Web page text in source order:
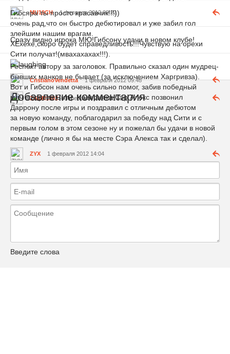
MU19CH 1 февраля 2012 09:22
Гибсяра ты просто красавчик!!!))
очень рад,что он быстро дебютировал и уже забил гол
злейшим нашим врагам.
ХЕхехе,скоро будет справедливость!!!Чувствую на орехи
Сити получат!(мвахахахах!!!).
CristianoVendetta 1 февраля 2012 09:48
Сразу видно игрока МЮ!Гибсону удачи в новом клубе!
ZAUR1992 1 февраля 2012 12:22
Респект автору за заголовок. Правильно сказал один мудрец-
бывших манков не бывает (за исключением Харгривза).
Вот и Гибсон нам очень сильно помог, забив победный
мяч в ворота Сити. Наверняка Сэр Алекс позвонил
Даррону после игры и поздравил с отличным дебютом
за новую команду, поблагодарил за победу над Сити и с
первым голом в этом сезоне ну и пожелал бы удачи в новой
команде (лично я бы на месте Сэра Алекса так и сделал).
ZYX 1 февраля 2012 14:04
Добавление комментария
Введите слова